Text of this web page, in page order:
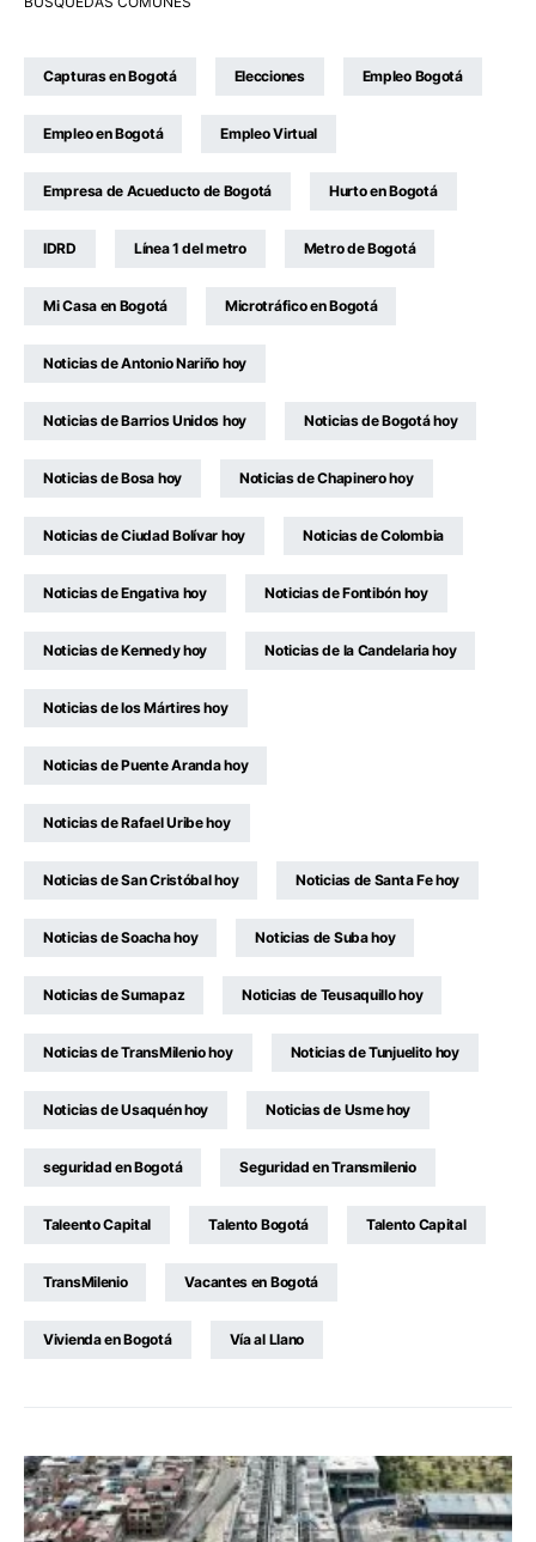
Capturas en Bogotá Elecciones Empleo Bogotá
Empleo en Bogotá Empleo Virtual
Empresa de Acueducto de Bogotá Hurto en Bogotá
IDRD Línea 1 del metro Metro de Bogotá
Mi Casa en Bogotá Microtráfico en Bogotá
Noticias de Antonio Nariño hoy
Noticias de Barrios Unidos hoy Noticias de Bogotá hoy
Noticias de Bosa hoy Noticias de Chapinero hoy
Noticias de Ciudad Bolívar hoy Noticias de Colombia
Noticias de Engativa hoy Noticias de Fontibón hoy
Noticias de Kennedy hoy Noticias de la Candelaria hoy
Noticias de los Mártires hoy
Noticias de Puente Aranda hoy
Noticias de Rafael Uribe hoy
Noticias de San Cristóbal hoy Noticias de Santa Fe hoy
Noticias de Soacha hoy Noticias de Suba hoy
Noticias de Sumapaz Noticias de Teusaquillo hoy
Noticias de TransMilenio hoy Noticias de Tunjuelito hoy
Noticias de Usaquén hoy Noticias de Usme hoy
seguridad en Bogotá Seguridad en Transmilenio
Taleento Capital Talento Bogotá Talento Capital
TransMilenio Vacantes en Bogotá
Vivienda en Bogotá Vía al Llano